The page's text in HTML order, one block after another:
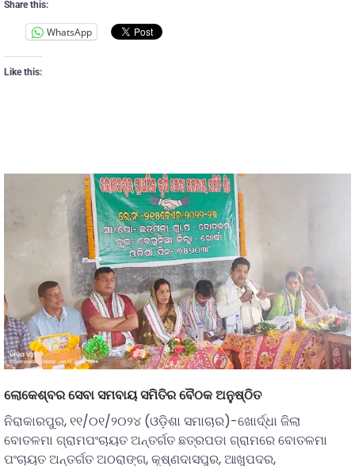
Share this:
WhatsApp
Like this:
ଲୋକେଶ୍ବର ସେବା ସମବାୟ ସମିତିର ବୈଠକ ଅନୁଷ୍ଠିତ
ନିରାକାରପୁର, ୧୧/୦୧/୨୦୨୪ (ଓଡ଼ିଶା ସମାଚାର)-ଖୋର୍ଦ୍ଧା ଜିଲା
ବୋତଳମା ଗ୍ରାମପଂଚାୟତ ଅନ୍ତର୍ଗତ ଛତ୍ରପଡା ଗ୍ରାମରେ ବୋତଳମା
ପଂଚାୟତ ଅନ୍ତର୍ଗତ ଅଠରାଙ୍ଗ, କୃଷ୍ଣଦାସପୁର, ଆଖୁପଦର,